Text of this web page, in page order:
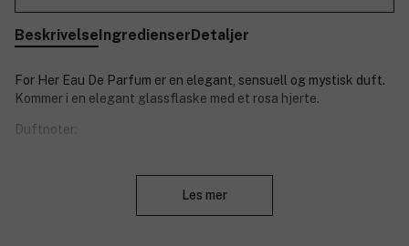
BeskrivelseIngredienserDetaljer
For Her Eau De Parfum er en elegant, sensuell og mystisk duft.
Kommer i en elegant glassflaske med et rosa hjerte.
Duftnoter:
Hjertenoter: musk og amber.
Bunnoter: sedertre og patchouli.
Les mer